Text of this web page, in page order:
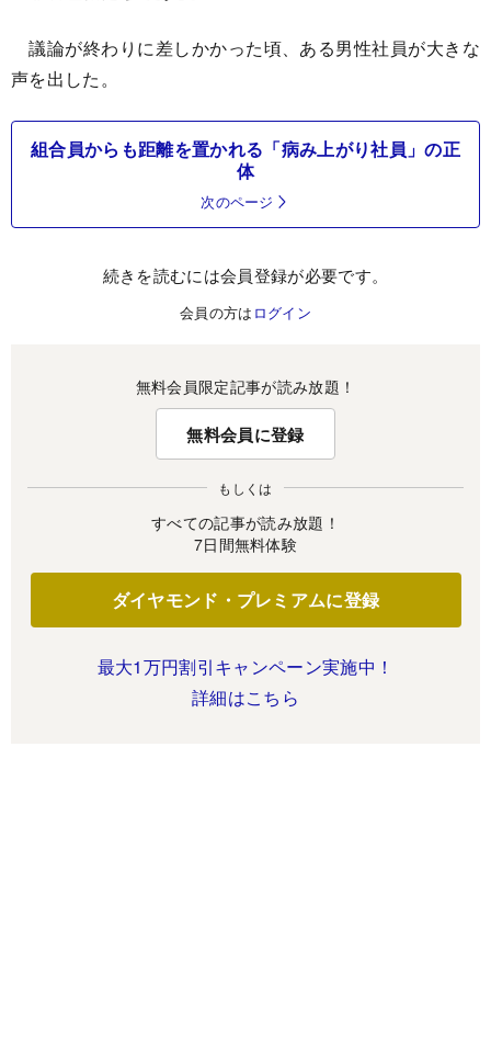
議論が終わりに差しかかった頃、ある男性社員が大きな
声を出した。
組合員からも距離を置かれる「病み上がり社員」の正
体
次のページ
続きを読むには会員登録が必要です。
会員の方は ログイン
無料会員限定記事が読み放題！
無料会員に登録
もしくは
すべての記事が読み放題！
7日間無料体験
ダイヤモンド・プレミアムに登録
最大1万円割引キャンペーン実施中！
詳細はこちら